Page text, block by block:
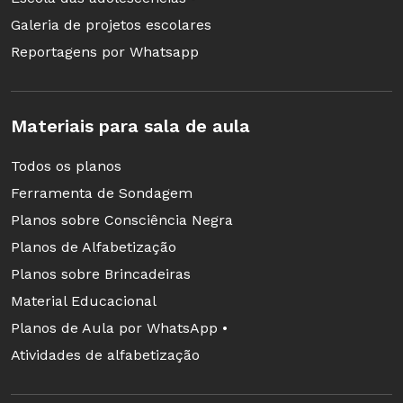
Raimundo, que se apresentava com roupas
típicas de gaúcho.
Gilberto Gil, Em diversas entrevistas, se recorda
do primeiro grande show que assistiu foi de
e afirma que estava diante de um grande astro
pop, com suas músicas inigualáveis, seu
figurino, suas sanfonas, seus músicos.
O trabalho com o ritmo e com a dança em sala
de aula
Galeria de projetos escolares
Reportagens por Whatsapp
Materiais para sala de aula
Todos os planos
Ferramenta de Sondagem
Planos sobre Consciência Negra
Planos de Alfabetização
Planos sobre Brincadeiras
Material Educacional
Planos de Aula por WhatsApp •
Atividades de alfabetização